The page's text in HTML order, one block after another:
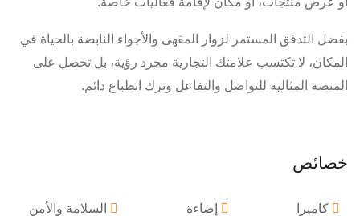
بفضل التدفق المستمر لزوار المقهى والأجواء النابضة بالحياة في
المكان، لا تكتسب علامتك التجارية مجرد رؤية، بل تحصل على
المنصة المثالية للتواصل والتفاعل وترك انطباع دائم.
خصائص
كاميرا إضاءة السلامة والأمن